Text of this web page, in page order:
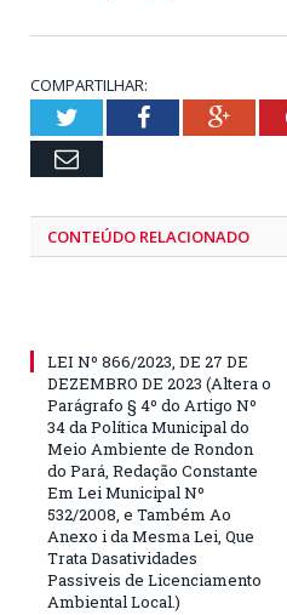
COMPARTILHAR:
TwitterFacebook
Email
CONTEÚDO RELACIONADO
LEI Nº 866/2023, DE 27 DE
DEZEMBRO DE 2023 (Altera o
Parágrafo § 4º do Artigo Nº
34 da Política Municipal do
Meio Ambiente de Rondon
do Pará, Redação Constante
Em Lei Municipal Nº
532/2008, e Também Ao
Anexo i da Mesma Lei, Que
Trata Dasatividades
Passiveis de Licenciamento
Ambiental Local.)